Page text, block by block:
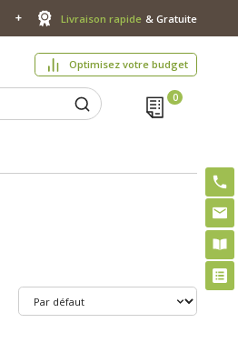
Livraison rapide & Gratuite
Optimisez votre budget